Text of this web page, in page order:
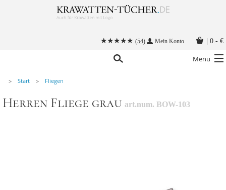
(54) Mein Konto 0.- €
Menu
Alle Accessoires
Start Fliegen
Herren Fliege grau art.num. BOW-103